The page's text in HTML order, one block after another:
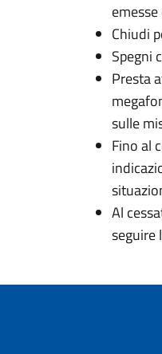
Chiudi
Spegni
Presta
sulle
Fino al
Al
seguire